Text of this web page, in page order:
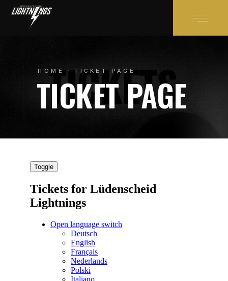
HOME TICKET PAGE
TICKET PAGE